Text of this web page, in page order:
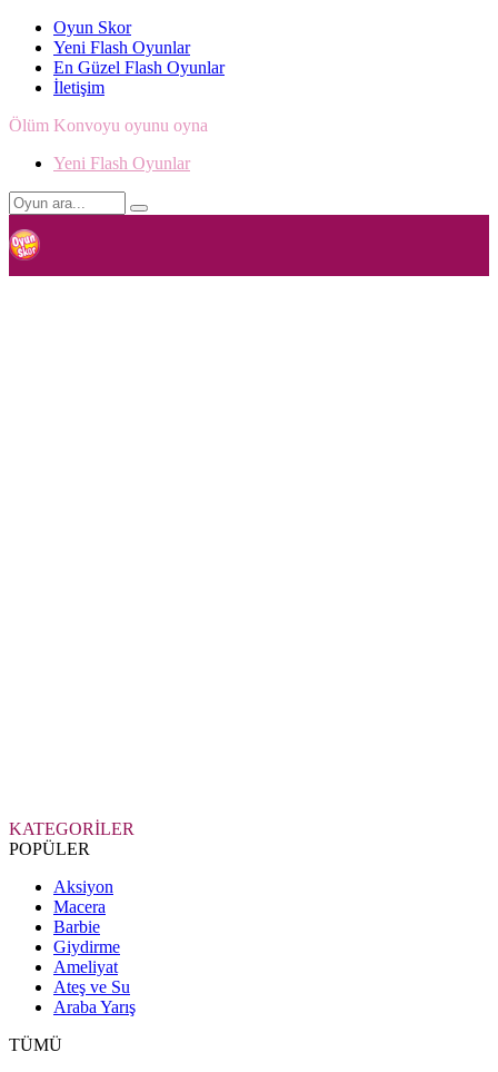
Oyun Skor
Yeni Flash Oyunlar
En Güzel Flash Oyunlar
İletişim
Ölüm Konvoyu oyunu oyna
Yeni Flash Oyunlar
KATEGORİLER
POPÜLER
Aksiyon
Macera
Barbie
Giydirme
Ameliyat
Ateş ve Su
Araba Yarış
TÜMÜ